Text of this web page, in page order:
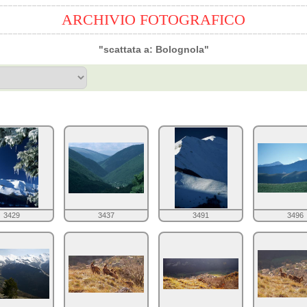
ARCHIVIO FOTOGRAFICO
"scattata a: Bolognola"
3429 3437 3491 3496